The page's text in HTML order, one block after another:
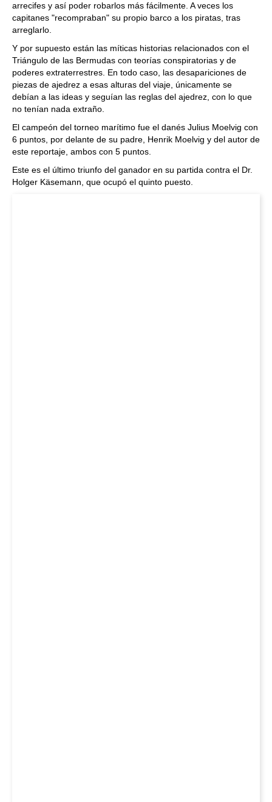
arrecifes y así poder robarlos más fácilmente. A veces los
capitanes "recompraban" su propio barco a los piratas, tras
arreglarlo.
Y por supuesto están las míticas historias relacionados con el
Triángulo de las Bermudas con teorías conspiratorias y de
poderes extraterrestres. En todo caso, las desapariciones de
piezas de ajedrez a esas alturas del viaje, únicamente se
debían a las ideas y seguían las reglas del ajedrez, con lo que
no tenían nada extraño.
El campeón del torneo marítimo fue el danés Julius Moelvig con
6 puntos, por delante de su padre, Henrik Moelvig y del autor de
este reportaje, ambos con 5 puntos.
Este es el último triunfo del ganador en su partida contra el Dr.
Holger Käsemann, que ocupó el quinto puesto.